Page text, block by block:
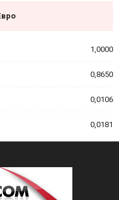
1,0000
0,8650
0,0106
0,0181